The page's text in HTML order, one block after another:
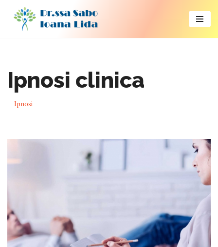
Ipnosi clinica
Ipnosi